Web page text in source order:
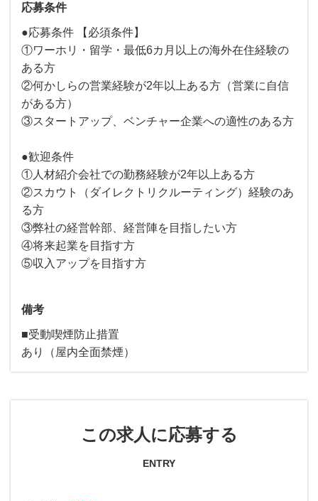
応募条件
●応募条件 【必須条件】
①ワーホリ・留学・最低6カ月以上の海外在住経験の
ある方
②何かしらの営業経験が2年以上ある方（営業に自信
がある方）
③スタートアップ、ベンチャー企業への適性のある方
●歓迎条件
①人材紹介会社での勤務経験が2年以上ある方
②スカウト（ダイレクトリクルーティング）経験のあ
る方
③弊社の経営幹部、経営陣を目指したい方
④将来起業を目指す方
⑤収入アップを目指す方
備考
■受動喫煙防止措置
あり（屋内全面禁煙）
この求人に応募する
ENTRY